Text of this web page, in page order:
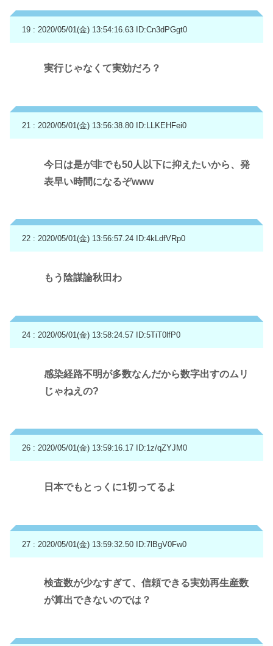
19 : 2020/05/01(金) 13:54:16.63 ID:Cn3dPGgt0
実行じゃなくて実効だろ？
21 : 2020/05/01(金) 13:56:38.80 ID:LLKEHFei0
今日は是が非でも50人以下に抑えたいから、発
表早い時間になるぞwww
22 : 2020/05/01(金) 13:56:57.24 ID:4kLdfVRp0
もう陰謀論秋田わ
24 : 2020/05/01(金) 13:58:24.57 ID:5TiT0lfP0
感染経路不明が多数なんだから数字出すのムリ
じゃねえの?
26 : 2020/05/01(金) 13:59:16.17 ID:1z/qZYJM0
日本でもとっくに1切ってるよ
27 : 2020/05/01(金) 13:59:32.50 ID:7lBgV0Fw0
検査数が少なすぎて、信頼できる実効再生産数
が算出できないのでは？